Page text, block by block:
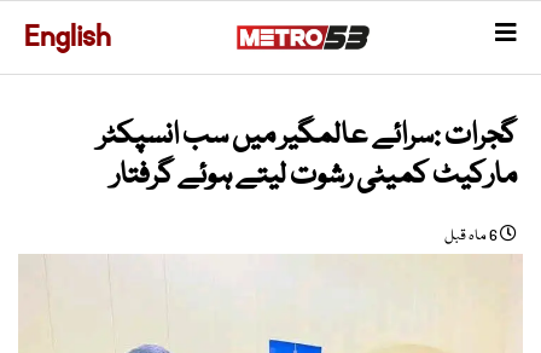
English
گجرات :سرائے عالمگیر میں سب انسپکٹر
مارکیٹ کمیٹی رشوت لیتے ہوئے گرفتار
6 ماہ قبل